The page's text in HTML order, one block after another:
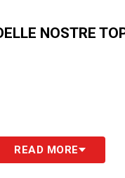
NOSTRE
READ MORE